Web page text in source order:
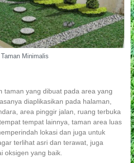
Taman Minimalis
taman yang dibuat pada area yang
diaplikasikan pada halaman,
area pinggir jalan, ruang terbuka
tempat lainnya, taman area luas
lokasi dan juga untuk
terlihat asri dan terawat, juga
oksigen yang baik.